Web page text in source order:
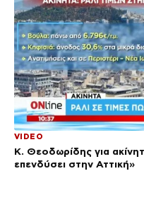
VIDEO
Κ. Θεοδωρίδης για
επενδύσει στην Αττική»